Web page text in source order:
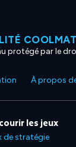
protégé par le
À propos
les jeux
de stratégie